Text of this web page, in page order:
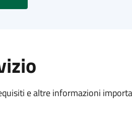
e altre informazioni